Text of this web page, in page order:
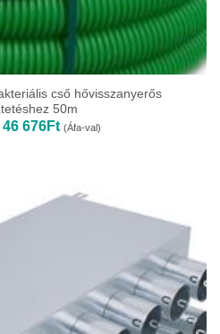
cső hővisszanyerős
50m
Original
46 676FtCurrent
price
(Áfa-val)